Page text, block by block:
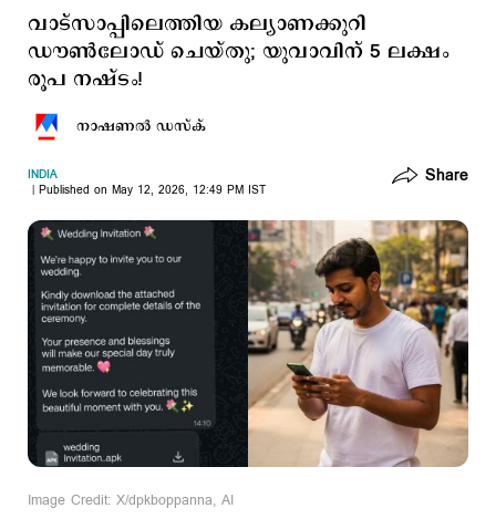
വാട്സാപ്പിലെത്തിയ കല്യാണക്കുറി
ഡൗണ്‍ലോഡ് ചെയ്തു; യുവാവിന് 5 ലക്ഷം
രൂപ നഷ്ടം!
നാഷണല്‍ ഡസ്ക്
INDIA
Published on May 12, 2026, 12:49 PM IST
Share
Image Credit: X/dpkboppanna, AI